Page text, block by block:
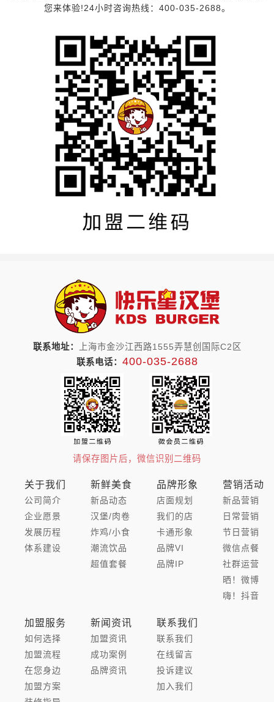
您来体验!24小时咨询热线：400-035-2688。
联系地址：
上海市金沙江西路1555弄慧创国际C2区
联系电话： 400-035-2688
请保存图片后，微信识别二维码
关于我们
公司简介
企业愿景
发展历程
体系建设
新鲜美食
新品动态
汉堡/肉卷
炸鸡/小食
潮流饮品
超值套餐
品牌形象
店面规划
我们的店
卡通形象
品牌VI
品牌IP
营销活动
新品营销
日常营销
节日营销
微信点餐
社群运营
晒！微博
嗨！抖音
加盟服务
如何选择
加盟流程
在您身边
加盟方案
新闻资讯
加盟资讯
成功案例
品牌资讯
联系我们
联系我们
在线留言
投诉建议
加入我们